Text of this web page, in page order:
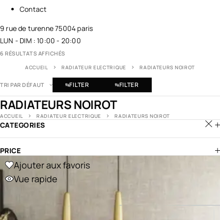
Contact
9 rue de turenne 75004 paris
LUN - DIM : 10:00 - 20:00
6 RÉSULTATS AFFICHÉS
ACCUEIL RADIATEUR ELECTRIQUE RADIATEURS NOIROT
TRI PAR DÉFAUT FILTER FILTER
RADIATEURS NOIROT
ACCUEIL RADIATEUR ELECTRIQUE RADIATEURS NOIROT
CATEGORIES
PRICE
Ajouter aux favoris
Vue rapide